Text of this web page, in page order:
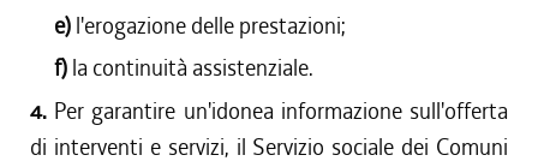
e) l'erogazione delle prestazioni;
f) la continuità assistenziale.
4. Per garantire un'idonea informazione sull'offerta
di interventi e servizi, il Servizio sociale dei Comuni